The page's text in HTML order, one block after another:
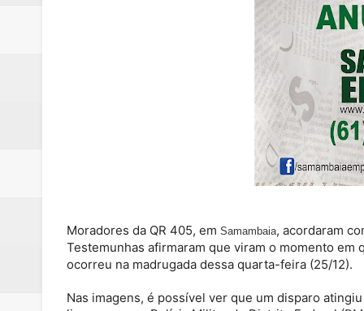
Moradores da QR 405, em Samambaia, acordaram
Testemunhas afirmaram que viram o momento
ocorreu na madrugada dessa quarta-feira (25/12).
Nas imagens, é possível ver que um disparo